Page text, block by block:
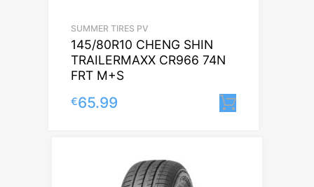
SUMMER TIRES PV
145/80R10 CHENG SHIN
TRAILERMAXX CR966 74N
FRT M+S
€65.99